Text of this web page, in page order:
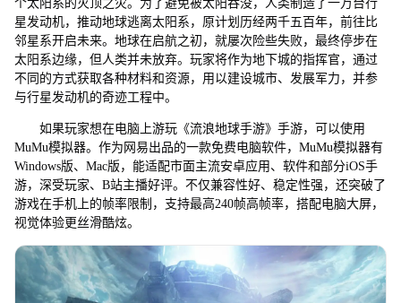
个太阳系的灭顶之灾。为了避免被太阳吞没，人类制造了一万台行
星发动机，推动地球逃离太阳系，原计划历经两千五百年，前往比
邻星系开启未来。地球在启航之初，就屡次险些失败，最终停步在
太阳系边缘，但人类并未放弃。玩家将作为地下城的指挥官，通过
不同的方式获取各种材料和资源，用以建设城市、发展军力，并参
与行星发动机的奇迹工程中。
如果玩家想在电脑上游玩《流浪地球手游》手游，可以使用
MuMu模拟器。作为网易出品的一款免费电脑软件，MuMu模拟器有
Windows版、Mac版，能适配市面主流安卓应用、软件和部分iOS手
游，深受玩家、B站主播好评。不仅兼容性好、稳定性强，还突破了
游戏在手机上的帧率限制，支持最高240帧高帧率，搭配电脑大屏，
视觉体验更丝滑酷炫。